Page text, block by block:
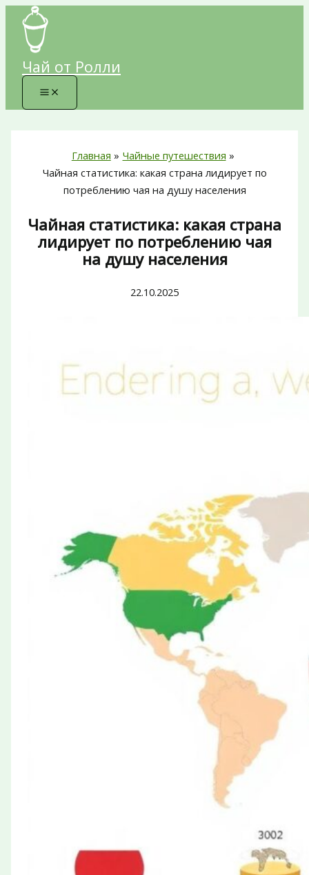
Перейти
содержимому
Чай от Ролли
Главная
Чайные путешествия
Чайная статистика: какая страна лидирует по
потреблению чая на душу населения
Чайная статистика: какая страна
лидирует по потреблению чая
на душу населения
22.10.2025